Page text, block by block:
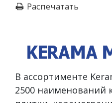
Распечатать
В ассортименте
2500 наименований